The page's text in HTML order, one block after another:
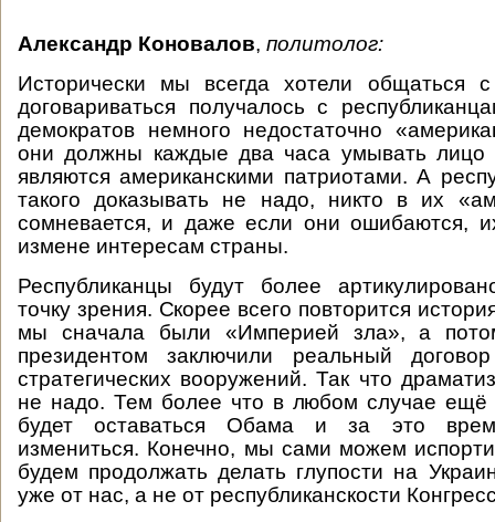
Александр Коновалов, политолог:
Исторически мы всегда хотели общаться
договариваться получалось с
демократов немного недостаточно
они должны каждые два часа умывать лицо
являются американскими патриотами. А
такого доказывать не надо, никто в их
сомневается, и даже если они ошибаются,
измене интересам страны.
Республиканцы будут более
точку зрения. Скорее всего повторится
мы сначала были «Империей зла», а
президентом заключили реальный
стратегических вооружений. Так что
не надо. Тем более что в любом случае ещё
будет оставаться Обама и за это
измениться. Конечно, мы сами можем
будем продолжать делать глупости на
уже от нас, а не от республиканскости